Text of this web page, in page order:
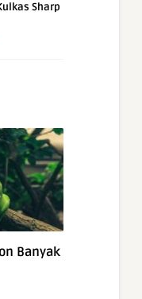
Sharp
Banyak